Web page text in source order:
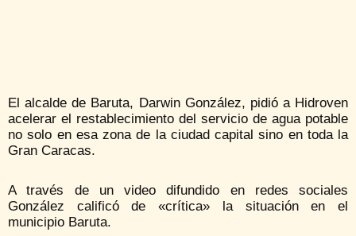
El alcalde de Baruta, Darwin González, pidió a Hidroven
acelerar el restablecimiento del servicio de agua potable
no solo en esa zona de la ciudad capital sino en toda la
Gran Caracas.
A través de un video difundido en redes sociales
González calificó de «crítica» la situación en el
municipio Baruta.